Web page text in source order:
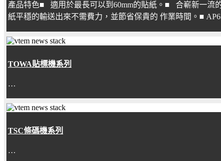
產品特色■ 適用於最長可以到60mm的貼紙。■ 合嶄新一流
紙平穩的輸送出來不需費力，並節省保貴的 作業時間。■
TOWA貼標機系列
…
TSC條碼機系列
…